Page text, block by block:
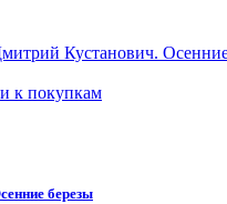
к покупкам
березы